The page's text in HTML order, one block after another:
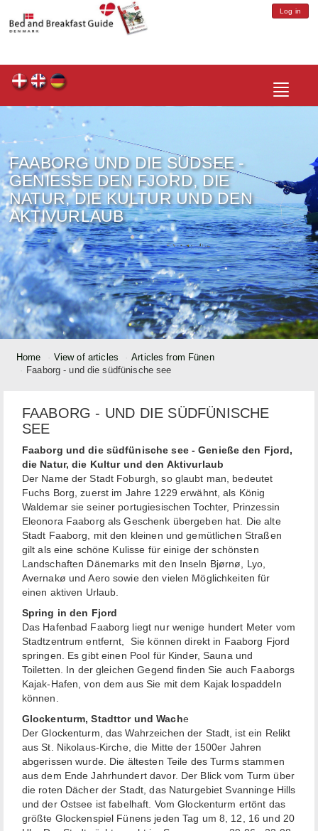
Log in
Toggle
FAABORG UND DIE SÜDSEE -
GENIESSE DEN FJORD, DIE N
ATUR, DIE KULTUR UND DEN A
KTIVURLAUB
Home View of articles
Articles from Fünen
Faaborg - und die südfünische see
FAABORG - UND DIE SÜDFÜNISCHE
SEE
Faaborg und die südfünische see -Genieße den Fjord,
die Natur, die Kultur und den Aktivurlaub
Der Name der Stadt Foburgh, so glaubt man, bedeutet
Fuchs Borg, zuerst im Jahre 1229 erwähnt, als König
Waldemar sie seiner portugiesischen Tochter, Prinzessin
Eleonora Faaborg als Geschenk übergeben hat. Die alte
Stadt Faaborg, mit den kleinen und gemütlichen Straßen
gilt als eine schöne Kulisse für einige der schönsten
Landschaften Dänemarks mit den Inseln Bjørnø, Lyo,
Avernakø und Aero sowie den vielen Möglichkeiten für
einen aktiven Urlaub.
Spring in den Fjord
Das Hafenbad Faaborg liegt nur wenige hundert Meter vom
Stadtzentrum entfernt, Sie können direkt in Faaborg Fjord
springen. Es gibt einen Pool für Kinder, Sauna und
Toiletten. In der gleichen Gegend finden Sie auch Faaborgs
Kajak-Hafen, von dem aus Sie mit dem Kajak lospaddeln
können.
Glockenturm, Stadttor und Wache
Der Glockenturm, das Wahrzeichen der Stadt, ist ein Relikt
aus St. Nikolaus-Kirche, die Mitte der 1500er Jahren
abgerissen wurde. Die ältesten Teile des Turms stammen
aus dem Ende Jahrhundert davor. Der Blick vom Turm über
die roten Dächer der Stadt, das Naturgebiet Svanninge Hills
und der Ostsee ist fabelhaft. Vom Glockenturm ertönt das
größte Glockenspiel Fünens jeden Tag um 8, 12, 16 und 20